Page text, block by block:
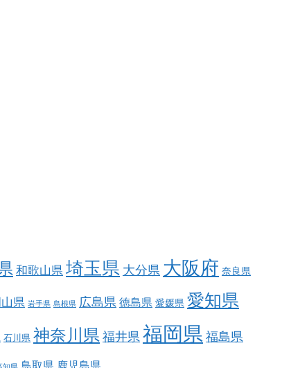
和歌山県 埼玉県 大分県 大阪府 奈良県
県 岩手県 島根県 広島県 徳島県 愛媛県 愛知県
石川県 神奈川県 福井県 福岡県福島県
鳥取県 鹿児島県